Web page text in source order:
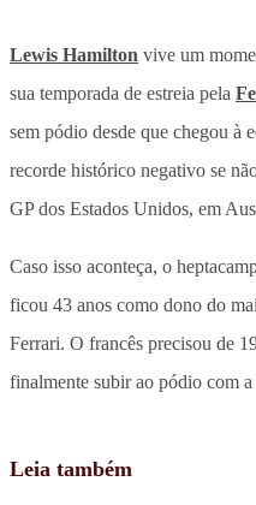
Lewis Hamilton vive um
sua temporada de estreia pela
sem pódio desde que chegou à
recorde histórico negativo se
GP dos Estados Unidos, em
Caso isso aconteça, o
ficou 43 anos como dono do
Ferrari. O francês precisou de
finalmente subir ao pódio com a
Leia também